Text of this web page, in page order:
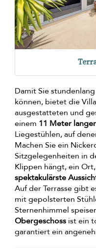
Damit Sie
können, bietet die
ausgestatteten und
einem 11 Meter
Liegestühlen, auf
Machen Sie ein
Sitzgelegenheiten in
Klippen hängt, ein
spektakulärste
Auf der Terrasse gibt
mit gepolsterten
Sternenhimmel
Obergeschoss ist ein
garantiert ein